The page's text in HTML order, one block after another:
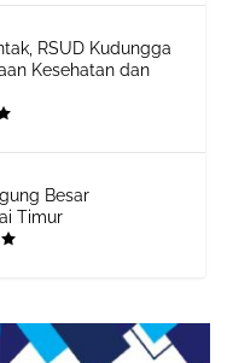
RSUD Kudungga
Kesehatan dan
Besar
Timur